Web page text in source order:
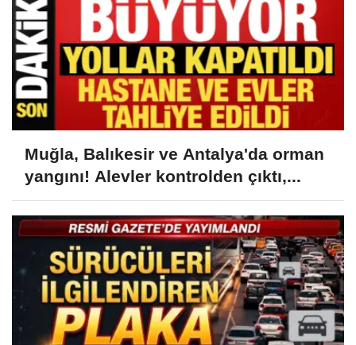
Muğla, Balıkesir ve Antalya'da orman
yangını! Alevler kontrolden çıktı,...